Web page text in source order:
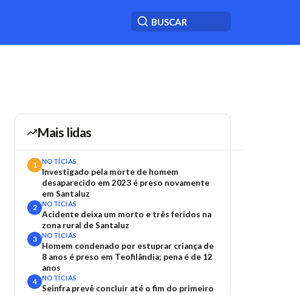
Mais lidas
1 NOTÍCIAS
Investigado pela morte de homem
desaparecido em 2023 é preso novamente
em Santaluz
2 NOTÍCIAS
Acidente deixa um morto e três feridos na
zona rural de Santaluz
3 NOTÍCIAS
Homem condenado por estuprar criança de
8 anos é preso em Teofilândia; pena é de 12
anos
4 NOTÍCIAS
Seinfra prevê concluir até o fim do primeiro